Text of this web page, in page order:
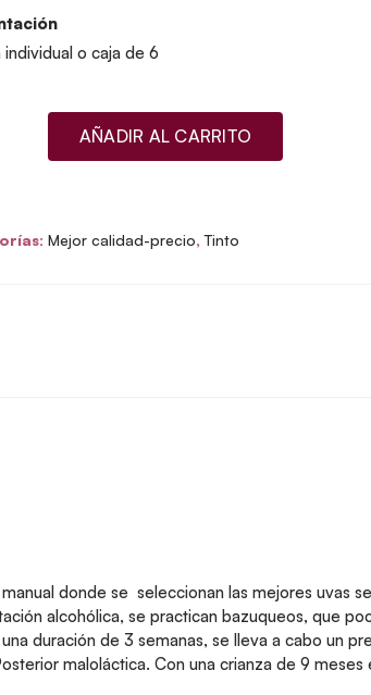
individual o caja de 6
AÑADIR AL CARRITO
Mejor calidad-precio,Tinto
donde se seleccionan las mejores uvas
alcohólica, se practican bazuqueos, que
duración de 3 semanas, se lleva a cabo un
maloláctica. Con una crianza de 9 meses